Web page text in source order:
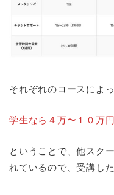
それぞれのコースによ
学生なら４万〜１０万
ということで、他スク
れているので、受講し